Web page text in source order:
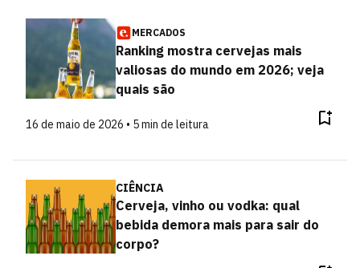
MERCADOS
Ranking mostra cervejas mais
valiosas do mundo em 2026; veja
quais são
16 de maio de 2026 • 5 min de leitura
CIÊNCIA
Cerveja, vinho ou vodka: qual
bebida demora mais para sair do
corpo?